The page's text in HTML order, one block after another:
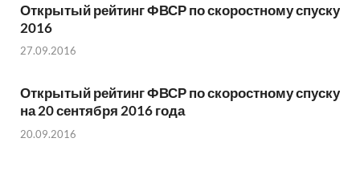
Открытый рейтинг ФВСР по скоростному спуску
2016
27.09.2016
Открытый рейтинг ФВСР по скоростному спуску
на 20 сентября 2016 года
20.09.2016